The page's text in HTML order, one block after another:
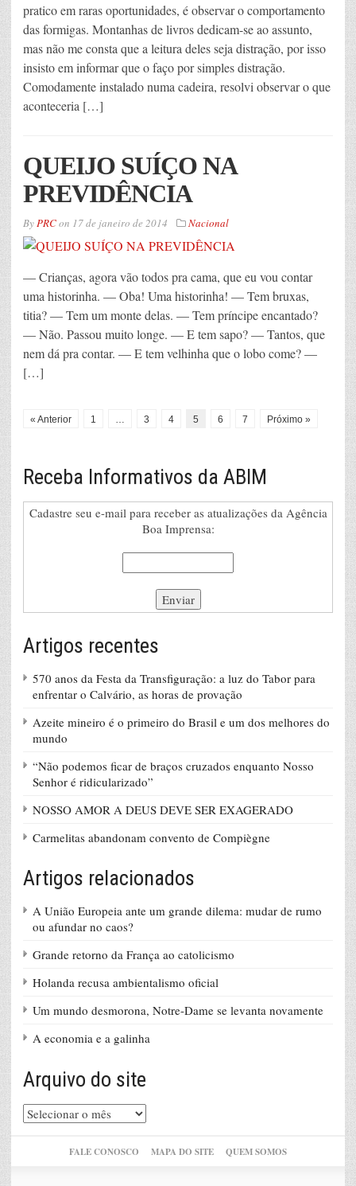
pratico em raras oportunidades, é observar o comportamento
das formigas. Montanhas de livros dedicam-se ao assunto,
mas não me consta que a leitura deles seja distração, por isso
insisto em informar que o faço por simples distração.
Comodamente instalado numa cadeira, resolvi observar o que
aconteceria […]
QUEIJO SUÍÇO NA
PREVIDÊNCIA
ByPRCon 17 de janeiro de 2014 Nacional
— Crianças, agora vão todos pra cama, que eu vou contar
uma historinha. — Oba! Uma historinha! — Tem bruxas,
titia? — Tem um monte delas. — Tem príncipe encantado?
— Não. Passou muito longe. — E tem sapo? — Tantos, que
nem dá pra contar. — E tem velhinha que o lobo come? —
[…]
« Anterior 1 … 3 4 5 6 7 Próximo »
Receba Informativos da ABIM
Cadastre seu e-mail para receber as atualizações da Agência
Boa Imprensa:
Artigos recentes
570 anos da Festa da Transfiguração: a luz do Tabor para
enfrentar o Calvário, as horas de provação
Azeite mineiro é o primeiro do Brasil e um dos melhores do
mundo
“Não podemos ficar de braços cruzados enquanto Nosso
Senhor é ridicularizado”
NOSSO AMOR A DEUS DEVE SER EXAGERADO
Carmelitas abandonam convento de Compiègne
Artigos relacionados
A União Europeia ante um grande dilema: mudar de rumo
ou afundar no caos?
Grande retorno da França ao catolicismo
Holanda recusa ambientalismo oficial
Um mundo desmorona, Notre-Dame se levanta novamente
A economia e a galinha
Arquivo do site
Arquivo
do
FALE CONOSCO MAPA DO SITE QUEM SOMOS